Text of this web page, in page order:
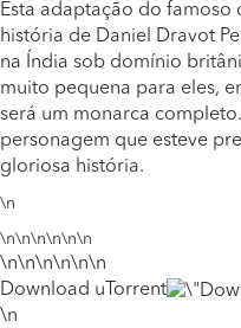
Esta adaptação do famoso
história de Daniel Dravot
na Índia sob domínio
muito pequena para eles,
será um monarca
personagem que esteve
gloriosa história.
\n
\n\n\n\n\n\n
\n\n\n\n\n\n
Download uTorrent
\n